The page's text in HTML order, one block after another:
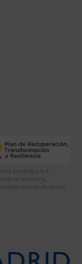
Encuentro, S.A.
de la Lectura,
modernización de pymes